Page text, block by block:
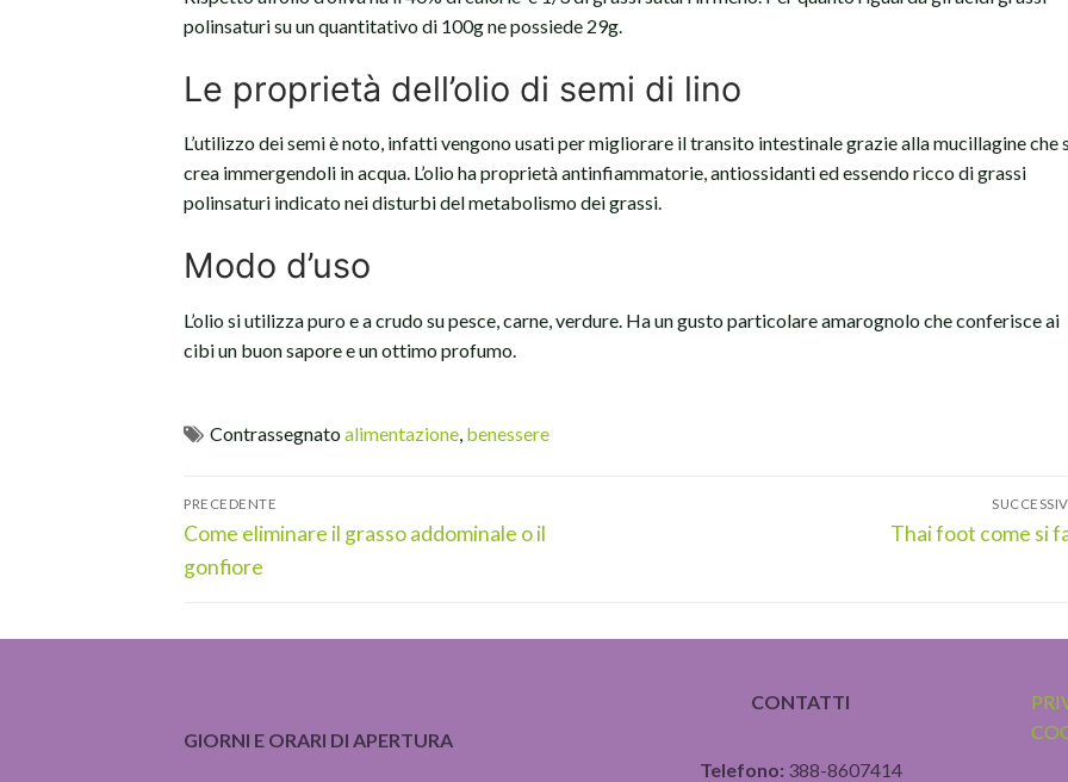
polinsaturi su un quantitativo di 100g ne possiede 29g.
Le proprietà dell’olio di semi di lino
L’utilizzo dei semi è noto, infatti vengono usati per migliorare il transito intestinale grazie alla mucillagine che
crea immergendoli in acqua. L’olio ha proprietà antinfiammatorie, antiossidanti ed essendo ricco di grassi
polinsaturi indicato nei disturbi del metabolismo dei grassi.
Modo d’uso
L’olio si utilizza puro e a crudo su pesce, carne, verdure. Ha un gusto particolare amarognolo che conferisce ai
cibi un buon sapore e un ottimo profumo.
Contrassegnatoalimentazione, benessere
Navigazione
articoli
PRECEDENTE
Articolo
precedente:
Come eliminare il grasso addominale o il
gonfiore
Articolo
Thai foot come si
GIORNI E ORARI DI APERTURA
CONTATTI
Telefono: 388-8607414